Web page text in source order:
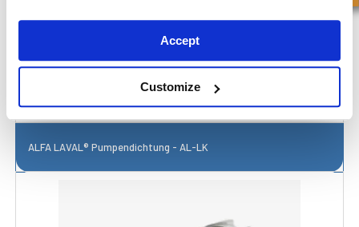
Accept
Customize
ALFA LAVAL® Pumpendichtung - AL-LK